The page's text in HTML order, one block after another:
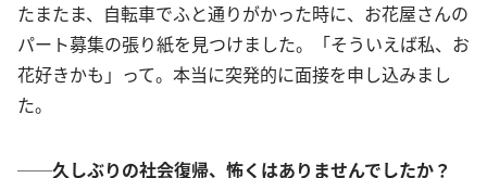
たまたま、自転車でふと通りがかった時に、お花屋さんの
パート募集の張り紙を見つけました。「そういえば私、お
花好きかも」って。本当に突発的に面接を申し込みまし
た。
──久しぶりの社会復帰、怖くはありませんでしたか？